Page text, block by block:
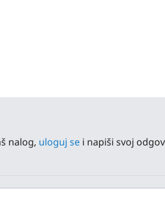
nalog, uloguj se i napiši svoj